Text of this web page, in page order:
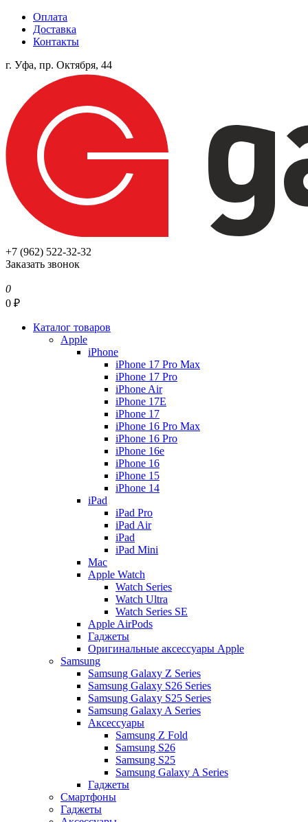
Оплата
Доставка
Контакты
г. Уфа, пр. Октября, 44
+7 (962) 522-32-32
Заказать звонок
0
0 ₽
Каталог товаров
Apple
iPhone
iPhone 17 Pro Max
iPhone 17 Pro
iPhone Air
iPhone 17E
iPhone 17
iPhone 16 Pro Max
iPhone 16 Pro
iPhone 16e
iPhone 16
iPhone 15
iPhone 14
iPad
iPad Pro
iPad Air
iPad
iPad Mini
Mac
Apple Watch
Watch Series
Watch Ultra
Watch Series SE
Apple AirPods
Гаджеты
Оригинальные аксессуары Apple
Samsung
Samsung Galaxy Z Series
Samsung Galaxy S26 Series
Samsung Galaxy S25 Series
Samsung Galaxy A Series
Аксессуары
Samsung Z Fold
Samsung S26
Samsung S25
Samsung Galaxy A Series
Гаджеты
Смартфоны
Гаджеты